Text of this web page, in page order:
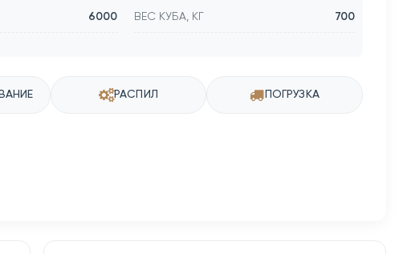
6000 ВЕС КУБА, КГ 700
РАСПИЛ ПОГРУЗКА